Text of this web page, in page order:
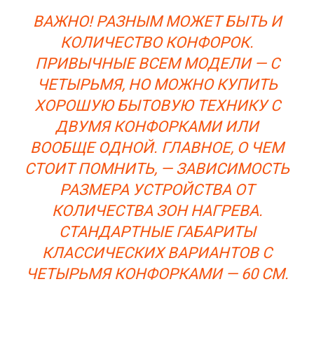
ВАЖНО! РАЗНЫМ МОЖЕТ БЫТЬ И
КОЛИЧЕСТВО КОНФОРОК.
ПРИВЫЧНЫЕ ВСЕМ МОДЕЛИ — С
ЧЕТЫРЬМЯ, НО МОЖНО КУПИТЬ
ХОРОШУЮ БЫТОВУЮ ТЕХНИКУ С
ДВУМЯ КОНФОРКАМИ ИЛИ
ВООБЩЕ ОДНОЙ. ГЛАВНОЕ, О ЧЕМ
СТОИТ ПОМНИТЬ, — ЗАВИСИМОСТЬ
РАЗМЕРА УСТРОЙСТВА ОТ
КОЛИЧЕСТВА ЗОН НАГРЕВА.
СТАНДАРТНЫЕ ГАБАРИТЫ
КЛАССИЧЕСКИХ ВАРИАНТОВ С
ЧЕТЫРЬМЯ КОНФОРКАМИ — 60 СМ.